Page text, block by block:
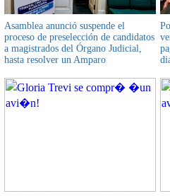
Asamblea anunció suspende el
proceso de preselección de candidatos
a magistrados del Órgano Judicial,
hasta resolver un Amparo